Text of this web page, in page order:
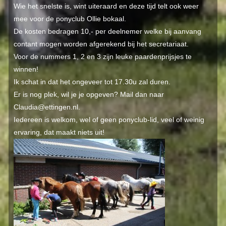
Wie het snelste is, wint uiteraard en deze tijd telt ook weer
mee voor de ponyclub Ollie bokaal.
De kosten bedragen 10,- per deelnemer welke bij aanvang
contant mogen worden afgerekend bij het secretariaat.
Voor de nummers 1, 2 en 3 zijn leuke paardenprijsjes te
winnen!
Ik schat in dat het ongeveer tot 17.30u zal duren.
Er is nog plek, wil je je opgeven? Mail dan naar
Claudia@ettingen.nl.
Iedereen is welkom, wel of geen ponyclub-lid, veel of weinig
ervaring, dat maakt niets uit!